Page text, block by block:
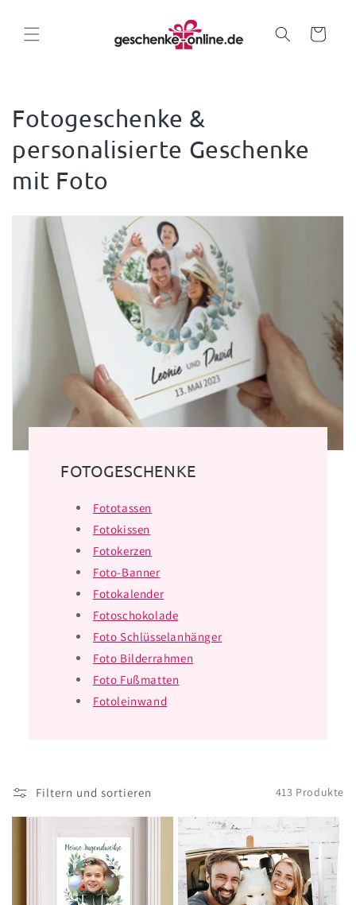
Inhalt
Warenkorb
Fotogeschenke &
personalisierte Geschenke
mit Foto
FOTOGESCHENKE
Fototassen
Fotokissen
Fotokerzen
Foto-Banner
Fotokalender
Fotoschokolade
Foto Schlüsselanhänger
Foto Bilderrahmen
Foto Fußmatten
Fotoleinwand
Filtern und sortieren 413 Produkte